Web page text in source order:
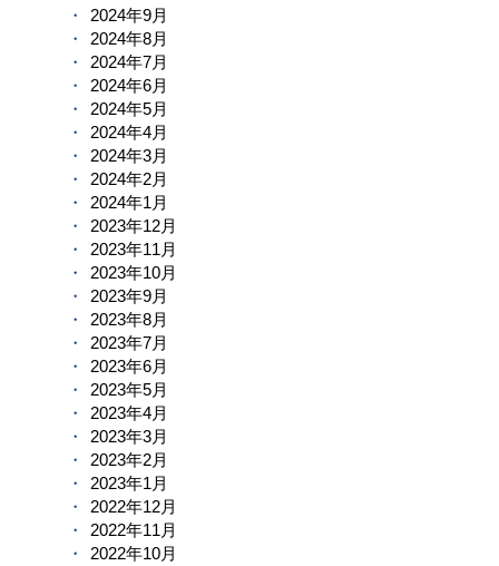
2024年9月
2024年8月
2024年7月
2024年6月
2024年5月
2024年4月
2024年3月
2024年2月
2024年1月
2023年12月
2023年11月
2023年10月
2023年9月
2023年8月
2023年7月
2023年6月
2023年5月
2023年4月
2023年3月
2023年2月
2023年1月
2022年12月
2022年11月
2022年10月